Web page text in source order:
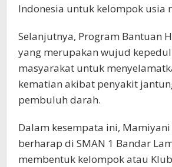
Indonesia untuk kelompok usia
Selanjutnya, Program Bantuan
yang merupakan wujud
masyarakat untuk
kematian akibat penyakit
pembuluh darah.
Dalam kesempata ini,
berharap di SMAN 1 Bandar
membentuk kelompok atau